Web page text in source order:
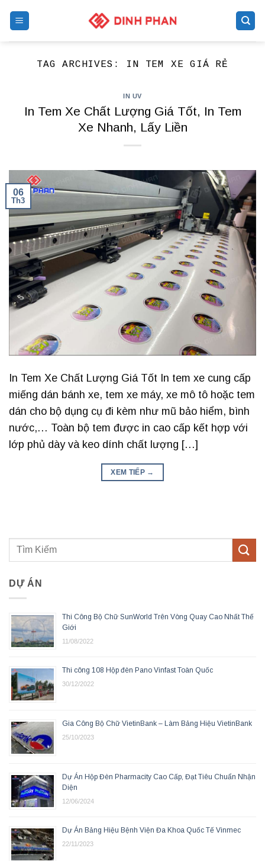
TAG ARCHIVES: IN TEM XE GIÁ RẺ
IN UV
In Tem Xe Chất Lượng Giá Tốt, In Tem
Xe Nhanh, Lấy Liền
06
Th3
In Tem Xe Chất Lượng Giá Tốt In tem xe cung cấp
miếng dán bánh xe, tem xe máy, xe mô tô hoặc tem
dán cho bộ dụng cụ đi kèm như mũ bảo hiểm, bình
nước,… Toàn bộ tem được in cao cấp kết hợp với
lớp phủ dày và keo dính chất lượng […]
XEM TIẾP →
DỰ ÁN
Thi Công Bộ Chữ SunWorld Trên Vòng Quay Cao Nhất Thế
Giới
11/08/2022
Thi công 108 Hộp đèn Pano Vinfast Toàn Quốc
30/12/2022
Gia Công Bộ Chữ VietinBank – Làm Bảng Hiệu VietinBank
25/10/2023
Dự Án Hộp Đèn Pharmacity Cao Cấp, Đạt Tiêu Chuẩn Nhận
Diện
12/06/2024
Dự Án Bảng Hiệu Bệnh Viện Đa Khoa Quốc Tế Vinmec
22/11/2023